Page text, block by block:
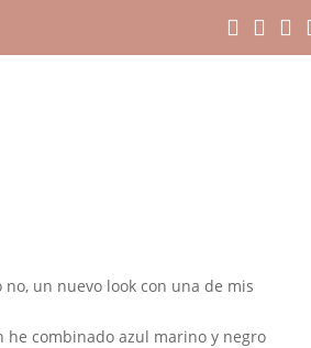
no, un nuevo look con una de mis
he combinado azul marino y negro